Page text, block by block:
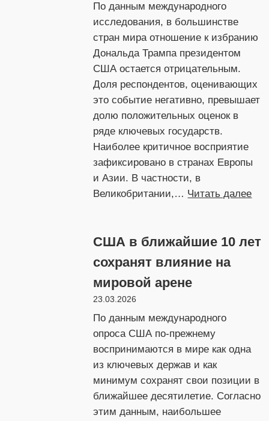
и
По данным международного
исследования, в большинстве
стран мира отношение к избранию
Дональда Трампа президентом
США остается отрицательным.
Доля респондентов, оценивающих
это событие негативно, превышает
долю положительных оценок в
ряде ключевых государств.
Наиболее критичное восприятие
зафиксировано в странах Европы
и Азии. В частности, в
Великобритании,… Читать далее:
о
США в ближайшие 10 лет
сохранят влияние на
мировой арене
23.03.2026
По данным международного
опроса США по-прежнему
воспринимаются в мире как одна
из ключевых держав и как
минимум сохранят свои позиции в
ближайшее десятилетие. Согласно
этим данным, наибольшее